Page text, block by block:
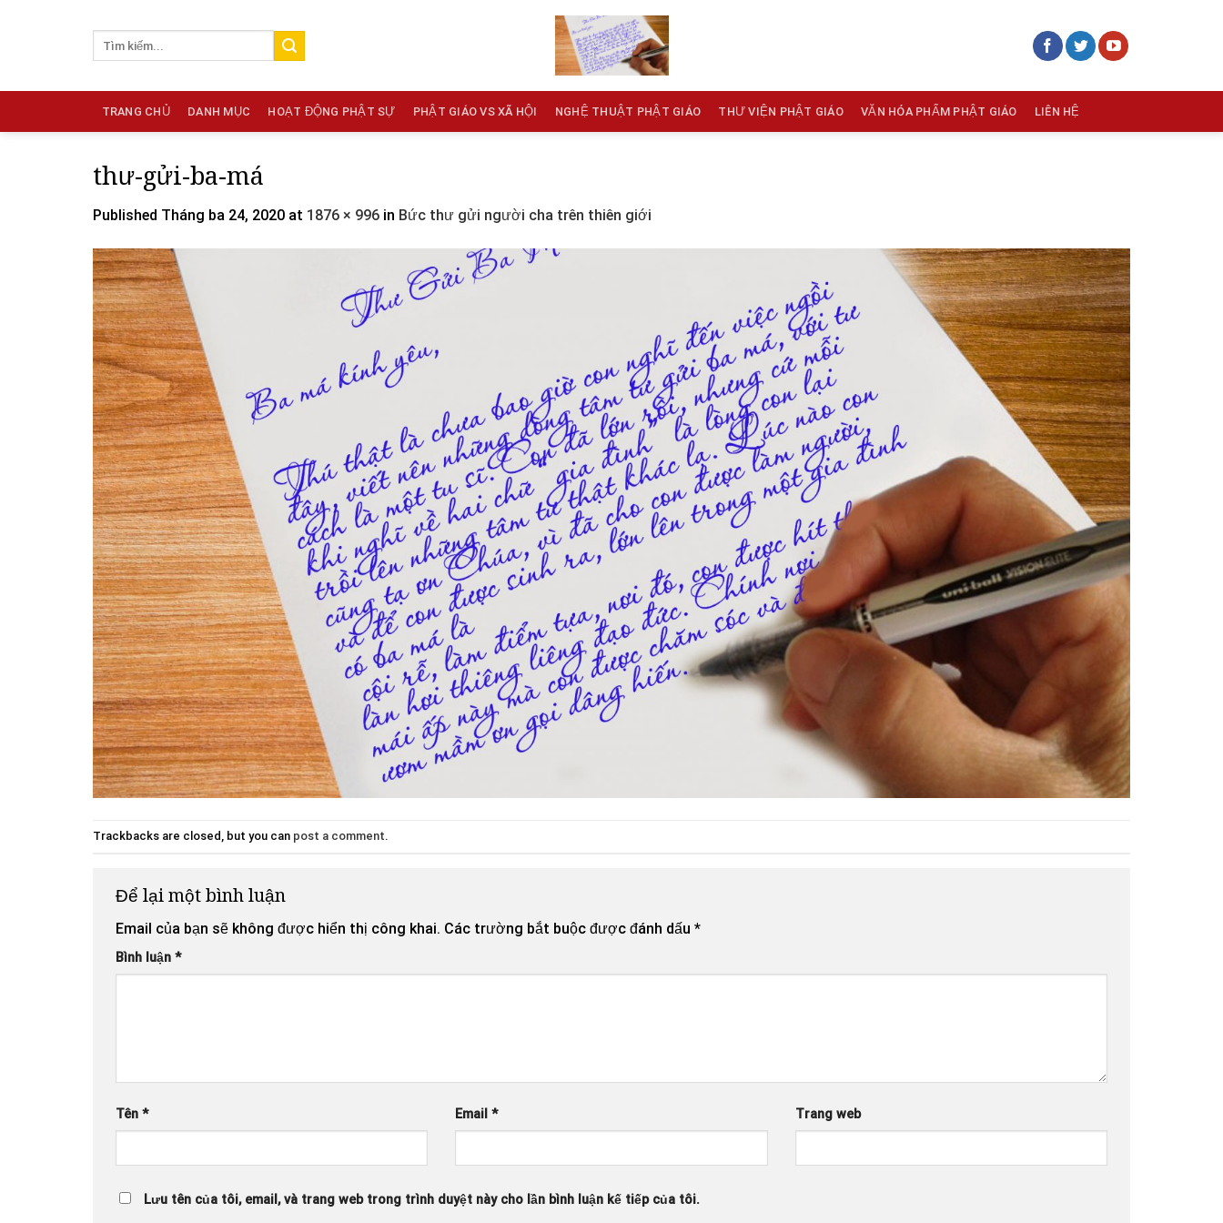
TRANG CHỦ DANH MỤC HOẠT ĐỘNG PHẬT SỰ PHẬT GIÁO VS XÃ HỘI NGHỆ THUẬT PHẬT GIÁO THƯ VIỆN PHẬT GIÁO VĂN HÓA PHẨM PHẬT GIÁO LIÊN HỆ
thư-gửi-ba-má
Published Tháng ba 24, 2020 at 1876 × 996 in Bức thư gửi người cha trên thiên giới
Trackbacks are closed, but you can post a comment.
Để lại một bình luận
Email của bạn sẽ không được hiển thị công khai. Các trường bắt buộc được đánh dấu *
Bình luận *
Tên * Email* Trang web
Lưu tên của tôi, email, và trang web trong trình duyệt này cho lần bình luận kế tiếp của tôi.